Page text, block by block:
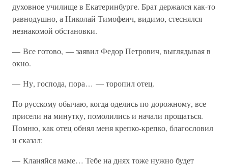
духовное училище в Екатеринбурге. Брат держался как-то
равнодушно, а Николай Тимофеич, видимо, стеснялся
незнакомой обстановки.
— Все готово, — заявил Федор Петрович, выглядывая в
окно.
— Ну, господа, пора… — торопил отец.
По русскому обычаю, когда оделись по-дорожному, все
присели на минутку, помолились и начали прощаться.
Помню, как отец обнял меня крепко-крепко, благословил
и сказал:
— Кланяйся маме… Тебе на днях тоже нужно будет